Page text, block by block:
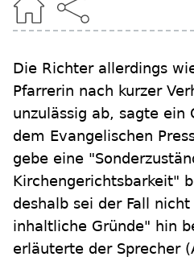
Die Richter allerdings
Pfarrerin nach kurzer
unzulässig ab, sagte ein
dem Evangelischen
gebe eine
Kirchengerichtsbarkeit"
deshalb sei der Fall
inhaltliche Gründe" hin
erläuterte der Sprecher